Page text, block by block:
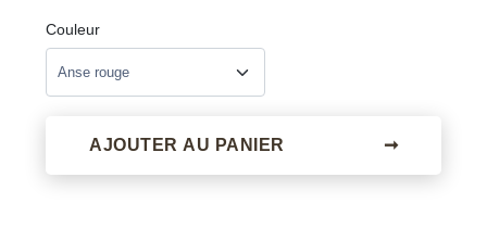
Couleur
AJOUTER AU PANIER ➞